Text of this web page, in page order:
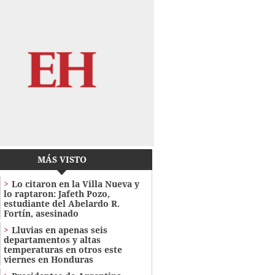
MÁS VISTO
Lo citaron en la Villa Nueva y
lo raptaron: Jafeth Pozo,
estudiante del Abelardo R.
Fortín, asesinado
Lluvias en apenas seis
departamentos y altas
temperaturas en otros este
viernes en Honduras